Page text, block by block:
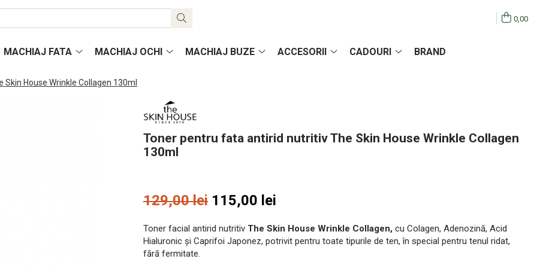
0,00
MACHIAJ FATA MACHIAJ OCHI MACHIAJ BUZE ACCESORII CADOURI BRAND
House Wrinkle Collagen 130ml
Toner pentru fata antirid nutritiv The Skin House Wrinkle Collagen
130ml
129,00 lei 115,00 lei
Toner facial antirid nutritiv The Skin House Wrinkle Collagen, cu Colagen, Adenozină, Acid
Hialuronic și Caprifoi Japonez, potrivit pentru toate tipurile de ten, în special pentru tenul ridat,
fără fermitate.